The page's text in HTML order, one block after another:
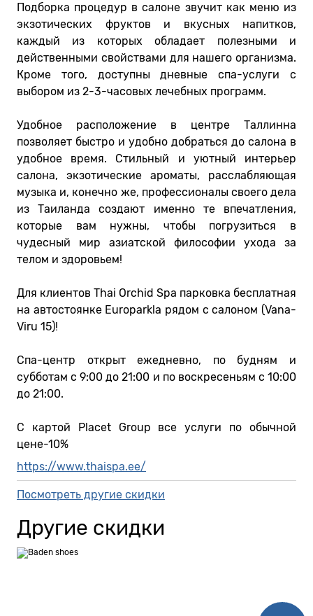
Подборка процедур в салоне звучит как меню из
экзотических фруктов и вкусных напитков,
каждый из которых обладает полезными и
действенными свойствами для нашего организма.
Кроме того, доступны дневные спа-услуги с
выбором из 2-3-часовых лечебных программ.
Удобное расположение в центре Таллинна
позволяет быстро и удобно добраться до салона в
удобное время. Стильный и уютный интерьер
салона, экзотические ароматы, расслабляющая
музыка и, конечно же, профессионалы своего дела
из Таиланда создают именно те впечатления,
которые вам нужны, чтобы погрузиться в
чудесный мир азиатской философии ухода за
телом и здоровьем!
Для клиентов Thai Orchid Spa парковка бесплатная
на автостоянке Europarkla рядом с салоном (Vana-
Viru 15)!
Спа-центр открыт ежедневно, по будням и
субботам с 9:00 до 21:00 и по воскресеньям с 10:00
до 21:00.
С картой Placet Group все услуги по обычной
цене-10%
https://www.thaispa.ee/
Посмотреть другие скидки
Другие скидки